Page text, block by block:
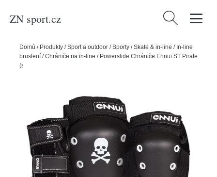
ZN sport.cz Vyhledávání
Domů / Produkty /Sport a outdoor /Sporty /Skate & in-line / In-line
bruslení /Chrániče na in-line / Powerslide Chrániče Ennui ST Pirate
(sada), M